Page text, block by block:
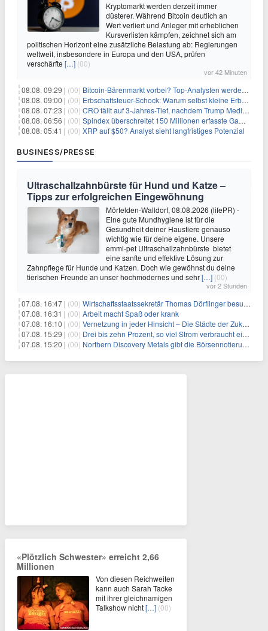
Kryptomarkt werden derzeit immer
düsterer. Während Bitcoin deutlich an
Wert verliert und Anleger mit erheblichen
Kursverlisten kämpfen, zeichnet sich am
politischen Horizont eine zusätzliche Belastung ab: Regierungen
weltweit, insbesondere in Europa und den USA, prüfen
verschärfte […] (00)
vor 42 Minuten
08.08. 09:29 | (00) Bitcoin-Bärenmarkt vorbei? Top-Analysten werden optimistisch, aber die Geschichte sagt etwas anderes
08.08. 09:00 | (00) Erbschaftsteuer-Schock: Warum selbst kleine Erbschaften den Fiskus Millionen kosten
08.08. 07:23 | (00) CRO fällt auf 3-Jahres-Tief, nachdem Trump Media zwei große Crypto.com-Deals storniert
08.08. 06:56 | (00) Spindex überschreitet 150 Millionen erfasste Gaming-Ereignisse in Echtzeit-Datenpipeline
08.08. 05:41 | (00) XRP auf $50? Analyst sieht langfristiges Potenzial
BUSINESS/PRESSE
Ultraschallzahnbürste für Hund und Katze –
Tipps zur erfolgreichen Eingewöhnung
Mörfelden-Walldorf, 08.08.2026 (lifePR) -
Eine gute Mundhygiene ist für die
Gesundheit deiner Haustiere genauso
wichtig wie für deine eigene. Unsere
emmi-pet Ultraschallzahnbürste bietet
eine sanfte und effektive Lösung zur
Zahnpflege für Hunde und Katzen. Doch wie gewöhnst du deine
tierischen Freunde an unser hochmodernes und sehr[…] (00)
vor 2 Stunden
07.08. 16:47 | (00) Wirtschaftsstaatssekretär Thomas Dörflinger besucht Handwerksbetrieb im Kammerbezirk Freiburg
07.08. 16:31 | (00) Arbeit macht Spaß oder krank
07.08. 16:10 | (00) Vernetzung in jeder Hinsicht – Die Städte der Zukunft sind grün-blau
07.08. 15:29 | (00) Drei bis zehn Prozent, so viel Strom verbraucht ein Aufzug im Gebäude
07.08. 15:20 | (00) Northern Discovery Metals gibt die Börsennotierung an der Frankfurter Wertpapierbörse bekannt
«Plötzlich Schwester» erreicht 2,66
Millionen
Von diesen Reichweiten
kann auch Sarah Tacke
mit ihrer gleichnamigen
Talkshow nicht[…] (00)